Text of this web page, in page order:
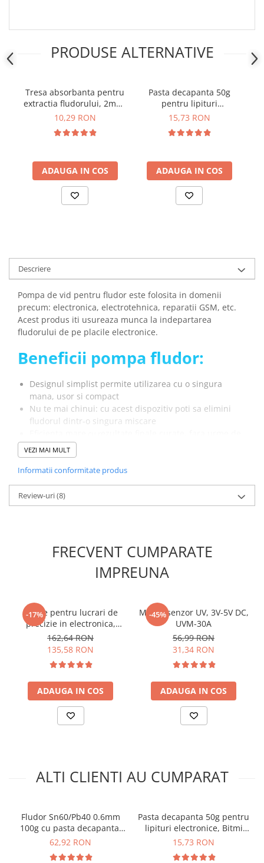
Componente Electronice
Electrice
Acumulatori si Baterii
Acumulatori
Distributie Comutatie si Protectie
Contoare si Relee Electrice
Sigurante Automate
Dispozitive AFDD detectare defect
arc electric
Contactoare
Blocuri de Distributie
Tablouri Electrice
Stabilizatoare de Tensiune
Convertoare de Tensiune
Banda Izolatoare
Panouri Fotovoltaice
Intrerupatoare Smart
Prize Inteligente
Module Smart Home
Camere Supraveghere
Lanterne de Cap
Proiectoare LED
Aeroterme
Roboti de Pornire Auto
Microscoape Biologice
PRODUSE ALTERNATIVE
Tresa absorbanta pentru
extractia fludorului, 2mm,
1.5m, Bitmi 10145
10,29 RON
ADAUGA IN COS
Pasta decapanta 50g
pentru lipituri
electronice, Bitmi 10115
15,73 RON
ADAUGA IN COS
Descriere
Pompa de vid pentru fludor este folosita in domenii
precum: electronica, electrotehnica, reparatii GSM, etc.
Acest produs iti usureaza munca la indepartarea
fludorului de pe placile electronice.
Beneficii pompa fludor:
Designul simplist permite utilizarea cu o singura
mana, usor si compact
Nu te mai chinui: cu acest dispozitiv poti sa elimini
fludorul dintr-o singura miscare
cositor pe PCB
Specificatii pompa cositor:
Dimensiuni:
Ce contine cutia?
VEZI MAI MULT
Informatii conformitate produs
Review-uri(8)
FRECVENT CUMPARATE
IMPREUNA
-17%
Cleste pentru lucrari de
precizie in electronica,
Knipex 35 31 115
162,64 RON
135,58 RON
ADAUGA IN COS
-45%
Modul senzor UV, 3V-5V DC,
UVM-30A
56,99 RON
31,34 RON
ADAUGA IN COS
ALTI CLIENTI AU CUMPARAT
Fludor Sn60/Pb40 0.6mm
100g cu pasta decapanta,
Bitmi 10112
62,92 RON
Pasta decapanta 50g pentru
lipituri electronice, Bitmi
10115
15,73 RON